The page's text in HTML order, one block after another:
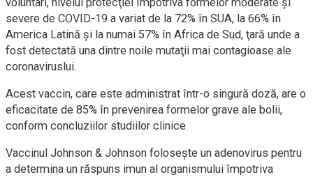
severe de COVID-19 a variat de la 72% în SUA, la 66% în
America Latină şi la numai 57% în Africa de Sud, ţară unde a
fost detectată una dintre noile mutaţii mai contagioase ale
coronaviruslui.
Acest vaccin, care este administrat într-o singură doză, are o
eficacitate de 85% în prevenirea formelor grave ale bolii,
conform concluziilor studiilor clinice.
Vaccinul Johnson & Johnson foloseşte un adenovirus pentru
a determina un răspuns imun al organismului împotriva